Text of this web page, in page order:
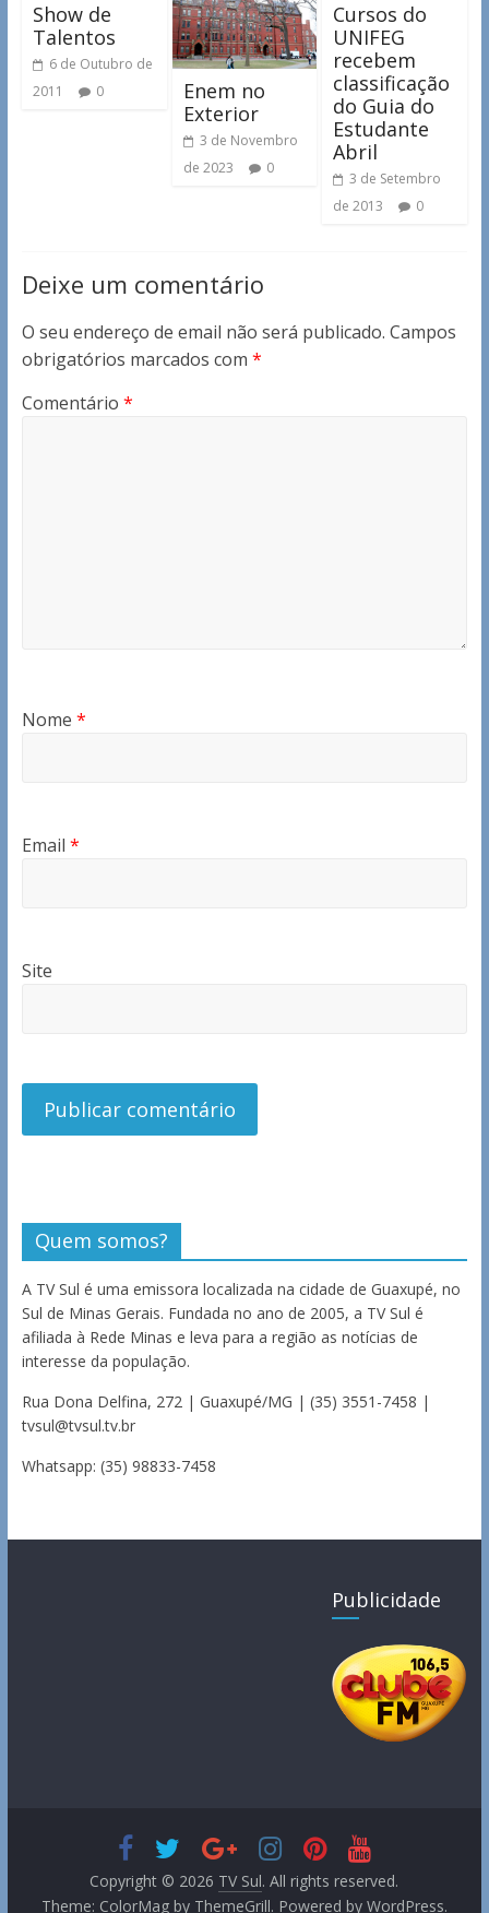
Show de
Talentos
6 de Outubro de
2011
0
Enem no
Exterior
3 de Novembro
de 2023
0
Cursos do
UNIFEG
recebem
classificação
do Guia do
Estudante
Abril
3 de Setembro
de 2013
0
Deixe um comentário
O seu endereço de email não será publicado. Campos
obrigatórios marcados com *
Comentário *
Nome *
Email *
Site
Quem somos?
A TV Sul é uma emissora localizada na cidade de Guaxupé, no
Sul de Minas Gerais. Fundada no ano de 2005, a TV Sul é
afiliada à Rede Minas e leva para a região as notícias de
interesse da população.
Rua Dona Delfina, 272 | Guaxupé/MG | (35) 3551-7458 |
tvsul@tvsul.tv.br
Whatsapp: (35) 98833-7458
Publicidade
Copyright © 2026 TV Sul. All rights reserved.
Theme: ColorMagby ThemeGrill. Powered by WordPress.